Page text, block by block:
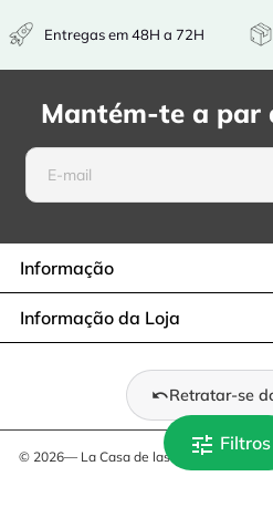
tune Filtros
Entregas em 48H a 72H
Mantém-te a par
Informação
Informação da Loja
Retratar-se
© 2026— La Casa de las Carcasas